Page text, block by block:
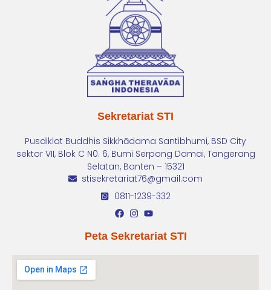
Sekretariat STI
Pusdiklat Buddhis Sikkhādama Santibhumi, BSD City
sektor VII, Blok C N0. 6, Bumi Serpong Damai, Tangerang
Selatan, Banten – 15321
stisekretariat76@gmail.com
0811-1239-332
Peta Sekretariat STI